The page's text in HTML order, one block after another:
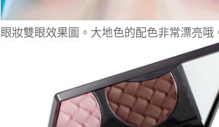
眼妝雙眼效果圖。大地色的配色非常漂亮哦